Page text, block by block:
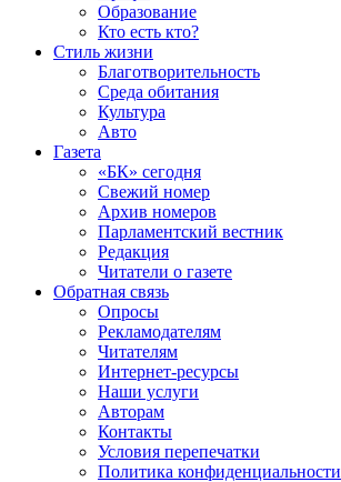
Образование
Кто есть кто?
Стиль жизни
Благотворительность
Среда обитания
Культура
Авто
Газета
«БК» сегодня
Свежий номер
Архив номеров
Парламентский вестник
Редакция
Читатели о газете
Обратная связь
Опросы
Рекламодателям
Читателям
Интернет-ресурсы
Наши услуги
Авторам
Контакты
Условия перепечатки
Политика конфиденциальности